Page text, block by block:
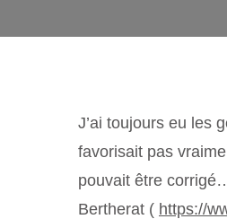
J’ai toujours eu les
favorisait pas
pouvait être
Bertherat ( https://